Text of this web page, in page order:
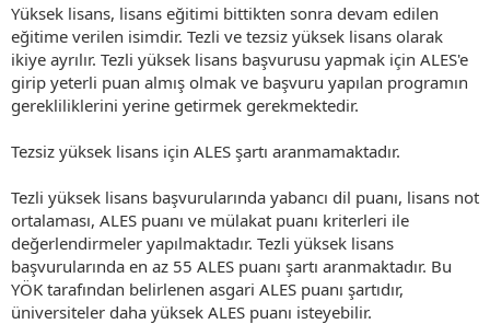
Yüksek lisans, lisans eğitimi bittikten sonra devam edilen
eğitime verilen isimdir. Tezli ve tezsiz yüksek lisans olarak
ikiye ayrılır. Tezli yüksek lisans başvurusu yapmak için ALES'e
girip yeterli puan almış olmak ve başvuru yapılan programın
gerekliliklerini yerine getirmek gerekmektedir.
Tezsiz yüksek lisans için ALES şartı aranmamaktadır.
Tezli yüksek lisans başvurularında yabancı dil puanı, lisans not
ortalaması, ALES puanı ve mülakat puanı kriterleri ile
değerlendirmeler yapılmaktadır. Tezli yüksek lisans
başvurularında en az 55 ALES puanı şartı aranmaktadır. Bu
YÖK tarafından belirlenen asgari ALES puanı şartıdır,
üniversiteler daha yüksek ALES puanı isteyebilir.